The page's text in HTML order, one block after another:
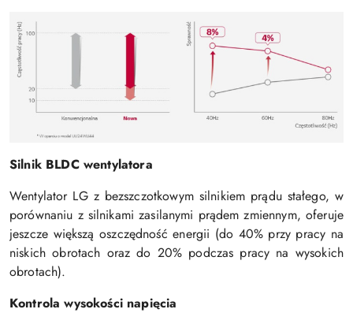
Silnik BLDC wentylatora
Wentylator LG z bezszczotkowym silnikiem prądu stałego, w
porównaniu z silnikami zasilanymi prądem zmiennym, oferuje
jeszcze większą oszczędność energii (do 40% przy pracy na
niskich obrotach oraz do 20% podczas pracy na wysokich
obrotach).
Kontrola wysokości napięcia